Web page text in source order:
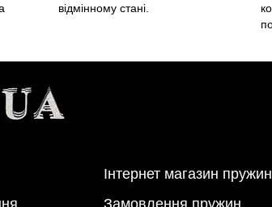
відмінному стані.
Інтернет магазин пружин